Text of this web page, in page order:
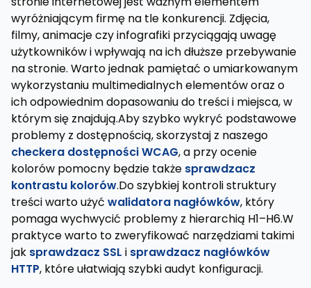
wyróżniającym firmę na tle konkurencji. Zdjęcia,
filmy, animacje czy infografiki przyciągają uwagę
użytkowników i wpływają na ich dłuższe przebywanie
na stronie. Warto jednak pamiętać o umiarkowanym
wykorzystaniu multimedialnych elementów oraz o
ich odpowiednim dopasowaniu do treści i miejsca, w
którym się znajdują.Aby szybko wykryć podstawowe
problemy z dostępnością, skorzystaj z naszego
checkera dostępności WCAG, a przy ocenie
kolorów pomocny będzie także sprawdzacz
kontrastu kolorów.Do szybkiej kontroli struktury
treści warto użyć walidatora nagłówków, który
pomaga wychwycić problemy z hierarchią H1–H6.W
praktyce warto to zweryfikować narzędziami takimi
jak sprawdzacz SSL i sprawdzacz nagłówków
HTTP, które ułatwiają szybki audyt konfiguracji.